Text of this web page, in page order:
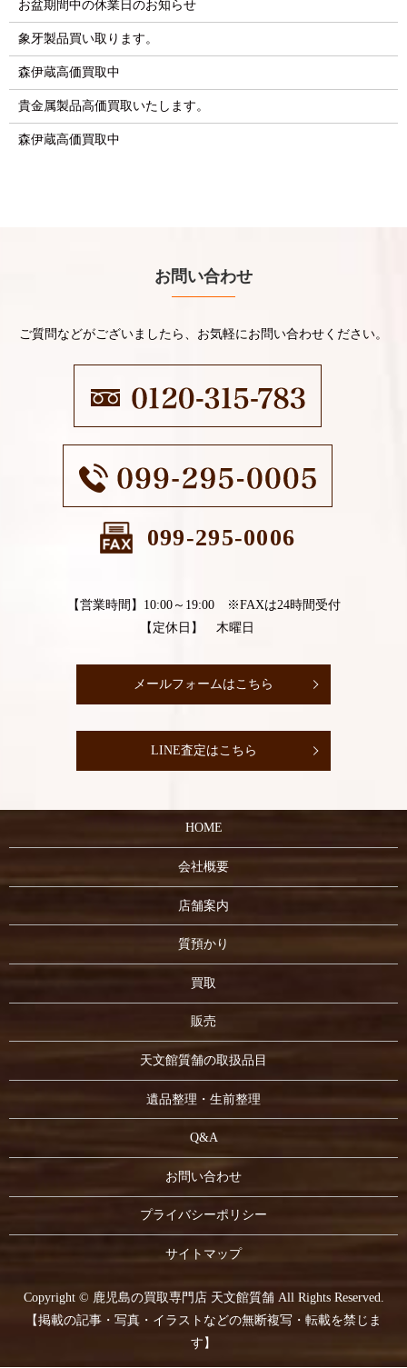
お盆期間中の休業日のお知らせ
象牙製品買い取ります。
森伊蔵高価買取中
貴金属製品高価買取いたします。
森伊蔵高価買取中
お問い合わせ
ご質問などがございましたら、お気軽にお問い合わせください。
099-295-0006
【営業時間】10:00～19:00 ※FAXは24時間受付
【定休日】 木曜日
メールフォームはこちら
LINE査定はこちら
HOME
会社概要
店舗案内
質預かり
買取
販売
天文館質舗の取扱品目
遺品整理・生前整理
Q&A
お問い合わせ
プライバシーポリシー
サイトマップ
Copyright © 鹿児島の買取専門店 天文館質舗 All Rights Reserved.
【掲載の記事・写真・イラストなどの無断複写・転載を禁じま
す】